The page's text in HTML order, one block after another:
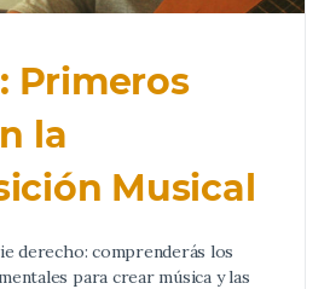
Primeros
la
Musical
derecho: comprenderás los
para crear música y las